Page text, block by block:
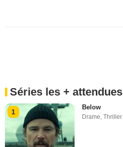
Séries les + attendues
1
Below
Drame,Thriller